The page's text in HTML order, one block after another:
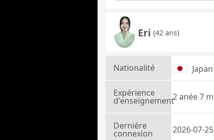
Eri (42 ans)
Nationalité Japan
Expérience
d'enseignement2 anée 7
Dernière
connexion 2026-07-